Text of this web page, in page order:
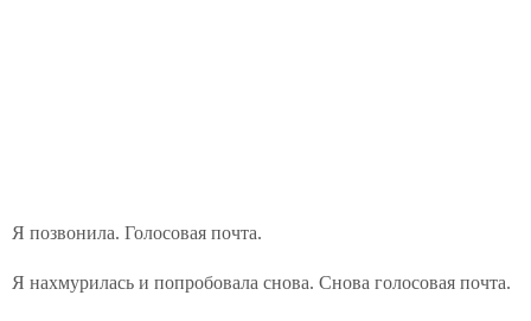
Я позвонила. Голосовая почта.
Я нахмурилась и попробовала снова. Снова голосовая почта.